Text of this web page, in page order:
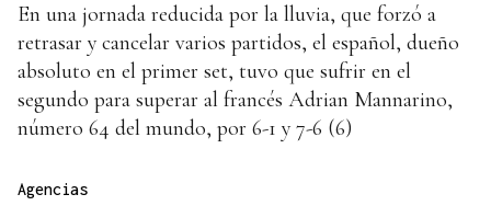
En una jornada reducida por la lluvia, que forzó a
retrasar y cancelar varios partidos, el español, dueño
absoluto en el primer set, tuvo que sufrir en el
segundo para superar al francés Adrian Mannarino,
número 64 del mundo, por 6-1 y 7-6 (6)
Agencias